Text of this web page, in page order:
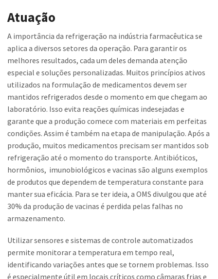
Atuação
A importância da refrigeração na indústria farmacêutica se
aplica a diversos setores da operação. Para garantir os
melhores resultados, cada um deles demanda atenção
especial e soluções personalizadas. Muitos princípios ativos
utilizados na formulação de medicamentos devem ser
mantidos refrigerados desde o momento em que chegam ao
laboratório. Isso evita reações químicas indesejadas e
garante que a produção comece com materiais em perfeitas
condições. Assim é também na etapa de manipulação. Após a
produção, muitos medicamentos precisam ser mantidos sob
refrigeração até o momento do transporte. Antibióticos,
hormônios, imunobiológicos e vacinas são alguns exemplos
de produtos que dependem de temperatura constante para
manter sua eficácia. Para se ter ideia, a OMS divulgou que até
30% da produção de vacinas é perdida pelas falhas no
armazenamento.
Utilizar sensores e sistemas de controle automatizados
permite monitorar a temperatura em tempo real,
identificando variações antes que se tornem problemas. Isso
é especialmente útil em locais críticos como câmaras frias e